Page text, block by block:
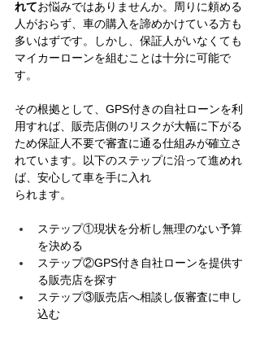
れてお悩みではありませんか。周りに頼める
人がおらず、車の購入を諦めかけている方も
多いはずです。しかし、保証人がいなくても
マイカーローンを組むことは十分に可能で
す。
その根拠として、GPS付きの自社ローンを利
用すれば、販売店側のリスクが大幅に下がる
ため保証人不要で審査に通る仕組みが確立さ
れています。以下のステップに沿って進めれ
ば、安心して車を手に入れ
られます。
ステップ①現状を分析し無理のない予算
を決める
ステップ②GPS付き自社ローンを提供す
る販売店を探す
ステップ③販売店へ相談し仮審査に申し
込む